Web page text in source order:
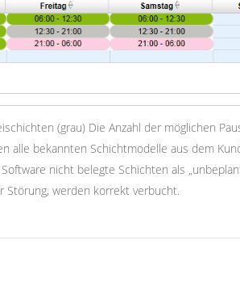
(grau) Die Anzahl der möglichen
alle bekannten Schichtmodelle aus dem
nicht belegte Schichten als
Störung, werden korrekt verbucht.